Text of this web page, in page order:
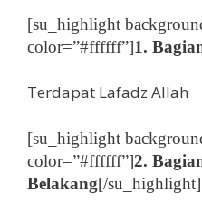
[su_highlight
color=”#ffffff”]1.
Terdapat Lafadz Allah
[su_highlight
color=”#ffffff”]2.
Belakang[/su_highlight]